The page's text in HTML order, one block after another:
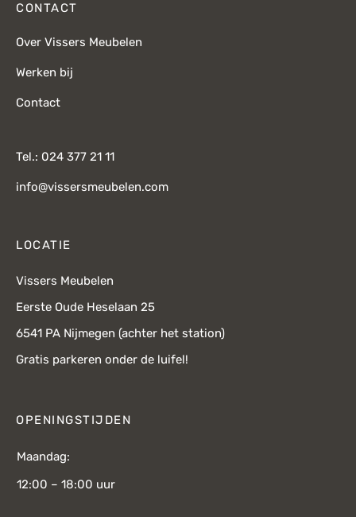
CONTACT
Over Vissers Meubelen
Werken bij
Contact
Tel.: 024 377 21 11
info@vissersmeubelen.com
LOCATIE
Vissers Meubelen
Eerste Oude Heselaan 25
6541 PA Nijmegen (achter het station)
Gratis parkeren onder de luifel!
OPENINGSTIJDEN
Maandag:
12:00 – 18:00 uur